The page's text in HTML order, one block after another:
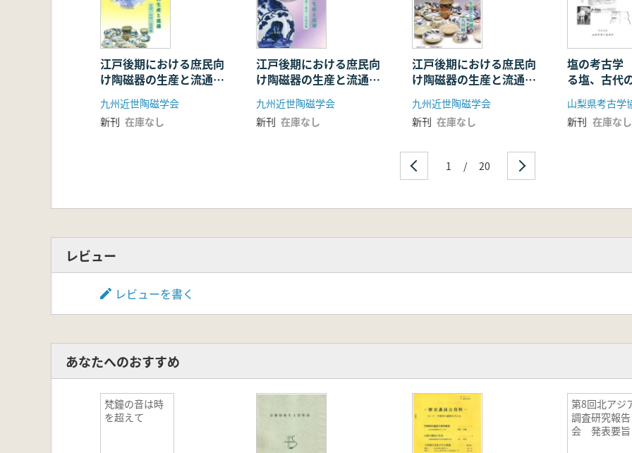
江戸後期における庶民向
け陶磁器の生産と流通
(中国・四国・関西編)
九州近世陶磁学会
新刊 在庫なし
江戸後期における庶民向
け陶磁器の生産と流通
(関東・東北・北海道編)
九州近世陶磁学会
新刊 在庫なし
江戸後期における庶民向
け陶磁器の生産と流通
(九州編)
九州近世陶磁学会
新刊 在庫なし
塩の考古学
る塩、古代
通を考える
山梨県考古学
新刊 在庫なし
1 / 20
レビュー
レビューを書く
あなたへのおすすめ
梵鐘の音は時
を超えて
第8回北アジ
調査研究報告
会 発表要旨